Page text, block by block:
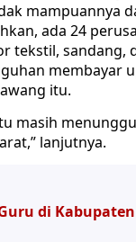
mampuannya
ada 24
tekstil, sandang,
membayar
itu.
masih
lanjutnya.
di